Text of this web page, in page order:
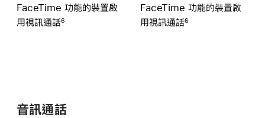
FaceTime 功能的裝置啟
用視訊通話6
FaceTime 功能的裝置啟
用視訊通話6
音訊通話